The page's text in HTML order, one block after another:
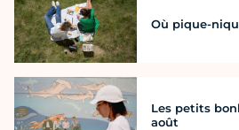
Où pique-
Les petits
août